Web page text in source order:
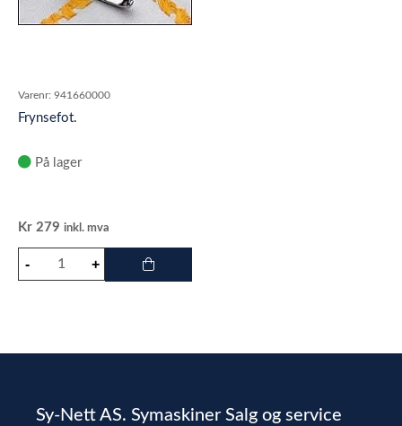
Varenr: 941660000
Frynsefot.
På lager
Kr 279 inkl. mva
Sy-Nett AS. Symaskiner Salg og service